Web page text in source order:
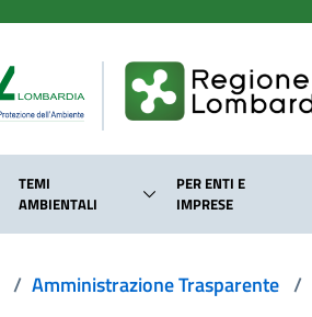
TEMI
AMBIENTALI
PER ENTI E
IMPRESE
/ Amministrazione Trasparente /